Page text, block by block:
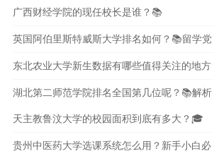
广西财经学院的现任校长是谁？📚
英国阿伯里斯特威斯大学排名如何？📚留学党
东北农业大学新生数据有哪些值得关注的地方
湖北第二师范学院排名全国第几位呢？📚解析
天主教鲁汶大学的校园面积到底有多大？🎓
贵州中医药大学选课系统怎么用？新手小白必